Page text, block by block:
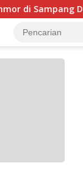
Dibekuk Polisi